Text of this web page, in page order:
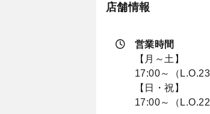
店舗情報
営業時間
【月～土】
17:00～（
【日・祝】
17:00～（